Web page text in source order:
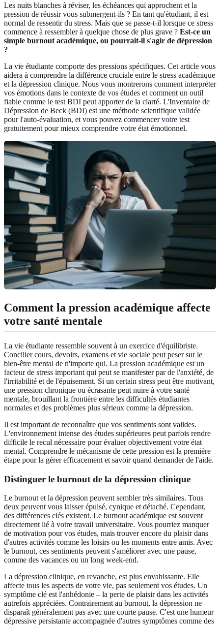
Les nuits blanches à réviser, les échéances qui approchent et la
pression de réussir vous submergent-ils ? En tant qu'étudiant, il est
normal de ressentir du stress. Mais que se passe-t-il lorsque ce stress
commence à ressembler à quelque chose de plus grave ? Est-ce un
simple burnout académique, ou pourrait-il s'agir de dépression
?
La vie étudiante comporte des pressions spécifiques. Cet article vous
aidera à comprendre la différence cruciale entre le stress académique
et la dépression clinique. Nous vous montrerons comment interpréter
vos émotions dans le contexte de vos études et comment un outil
fiable comme le test BDI peut apporter de la clarté. L'Inventaire de
Dépression de Beck (BDI) est une méthode scientifique validée
pour l'auto-évaluation, et vous pouvez commencer votre test
gratuitement pour mieux comprendre votre état émotionnel.
Comment la pression académique affecte
votre santé mentale
La vie étudiante ressemble souvent à un exercice d'équilibriste.
Concilier cours, devoirs, examens et vie sociale peut peser sur le
bien-être mental de n'importe qui. La pression académique est un
facteur de stress important qui peut se manifester par de l'anxiété, de
l'irritabilité et de l'épuisement. Si un certain stress peut être motivant,
une pression chronique ou écrasante peut nuire à votre santé
mentale, brouillant la frontière entre les difficultés étudiantes
normales et des problèmes plus sérieux comme la dépression.
Il est important de reconnaître que vos sentiments sont valides.
L'environnement intense des études supérieures peut parfois rendre
difficile le recul nécessaire pour évaluer objectivement votre état
mental. Comprendre le mécanisme de cette pression est la première
étape pour la gérer efficacement et savoir quand demander de l'aide.
Distinguer le burnout de la dépression clinique
Le burnout et la dépression peuvent sembler très similaires. Tous
deux peuvent vous laisser épuisé, cynique et détaché. Cependant,
des différences clés existent. Le burnout académique est souvent
directement lié à votre travail universitaire. Vous pourriez manquer
de motivation pour vos études, mais trouver encore du plaisir dans
d'autres activités comme les loisirs ou les moments entre amis. Avec
le burnout, ces sentiments peuvent s'améliorer avec une pause,
comme des vacances ou un long week-end.
La dépression clinique, en revanche, est plus envahissante. Elle
affecte tous les aspects de votre vie, pas seulement vos études. Un
symptôme clé est l'anhédonie – la perte de plaisir dans les activités
autrefois appréciées. Contrairement au burnout, la dépression ne
disparaît généralement pas avec une courte pause. C'est une humeur
dépressive persistante accompagnée d'autres symptômes comme des